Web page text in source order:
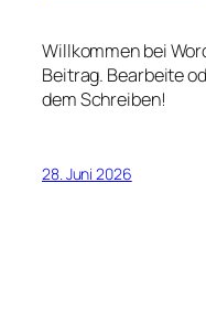
Willkommen bei
Beitrag. Bearbeite
dem Schreiben!
28. Juni 2026